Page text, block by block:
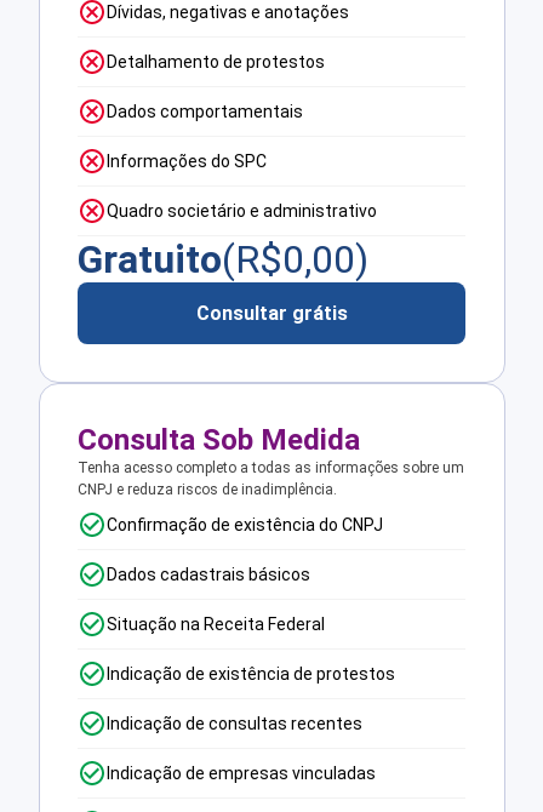
Dívidas, negativas e anotações
Detalhamento de protestos
Dados comportamentais
Informações do SPC
Quadro societário e administrativo
Gratuito(R$0,00)
Consultar grátis
Consulta Sob Medida
Tenha acesso completo a todas as informações sobre um
CNPJ e reduza riscos de inadimplência.
Confirmação de existência do CNPJ
Dados cadastrais básicos
Situação na Receita Federal
Indicação de existência de protestos
Indicação de consultas recentes
Indicação de empresas vinculadas